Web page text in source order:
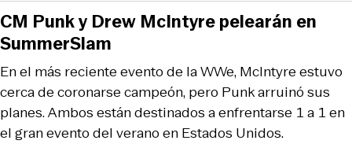
En el más reciente evento de la WWe, McIntyre estuvo
cerca de coronarse campeón, pero Punk arruinó sus
planes. Ambos están destinados a enfrentarse 1 a 1 en
el gran evento del verano en Estados Unidos.
CM Punk y Drew McIntyre pelearán en
SummerSlam